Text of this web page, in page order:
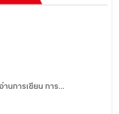
านการเขียน การ...